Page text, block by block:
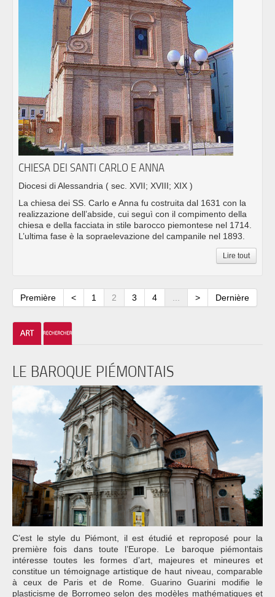
CHIESA DEI SANTI CARLO E ANNA
Diocesi di Alessandria ( sec. XVII; XVIII; XIX )
La chiesa dei SS. Carlo e Anna fu costruita dal 1631 con la
realizzazione dell’abside, cui seguì con il compimento della
chiesa e della facciata in stile barocco piemontese nel 1714.
L’ultima fase è la sopraelevazione del campanile nel 1893.
Lire tout
Première < 1 2 3 4 ... > Dernière
LE BAROQUE PIÉMONTAIS
C’est le style du Piémont, il est étudié et reproposé pour la
première fois dans toute l’Europe. Le baroque piémontais
intéresse toutes les formes d’art, majeures et mineures et
constitue un témoignage artistique de haut niveau, comparable
à ceux de Paris et de Rome. Guarino Guarini modifie le
plasticisme de Borromeo selon des modèles mathématiques et